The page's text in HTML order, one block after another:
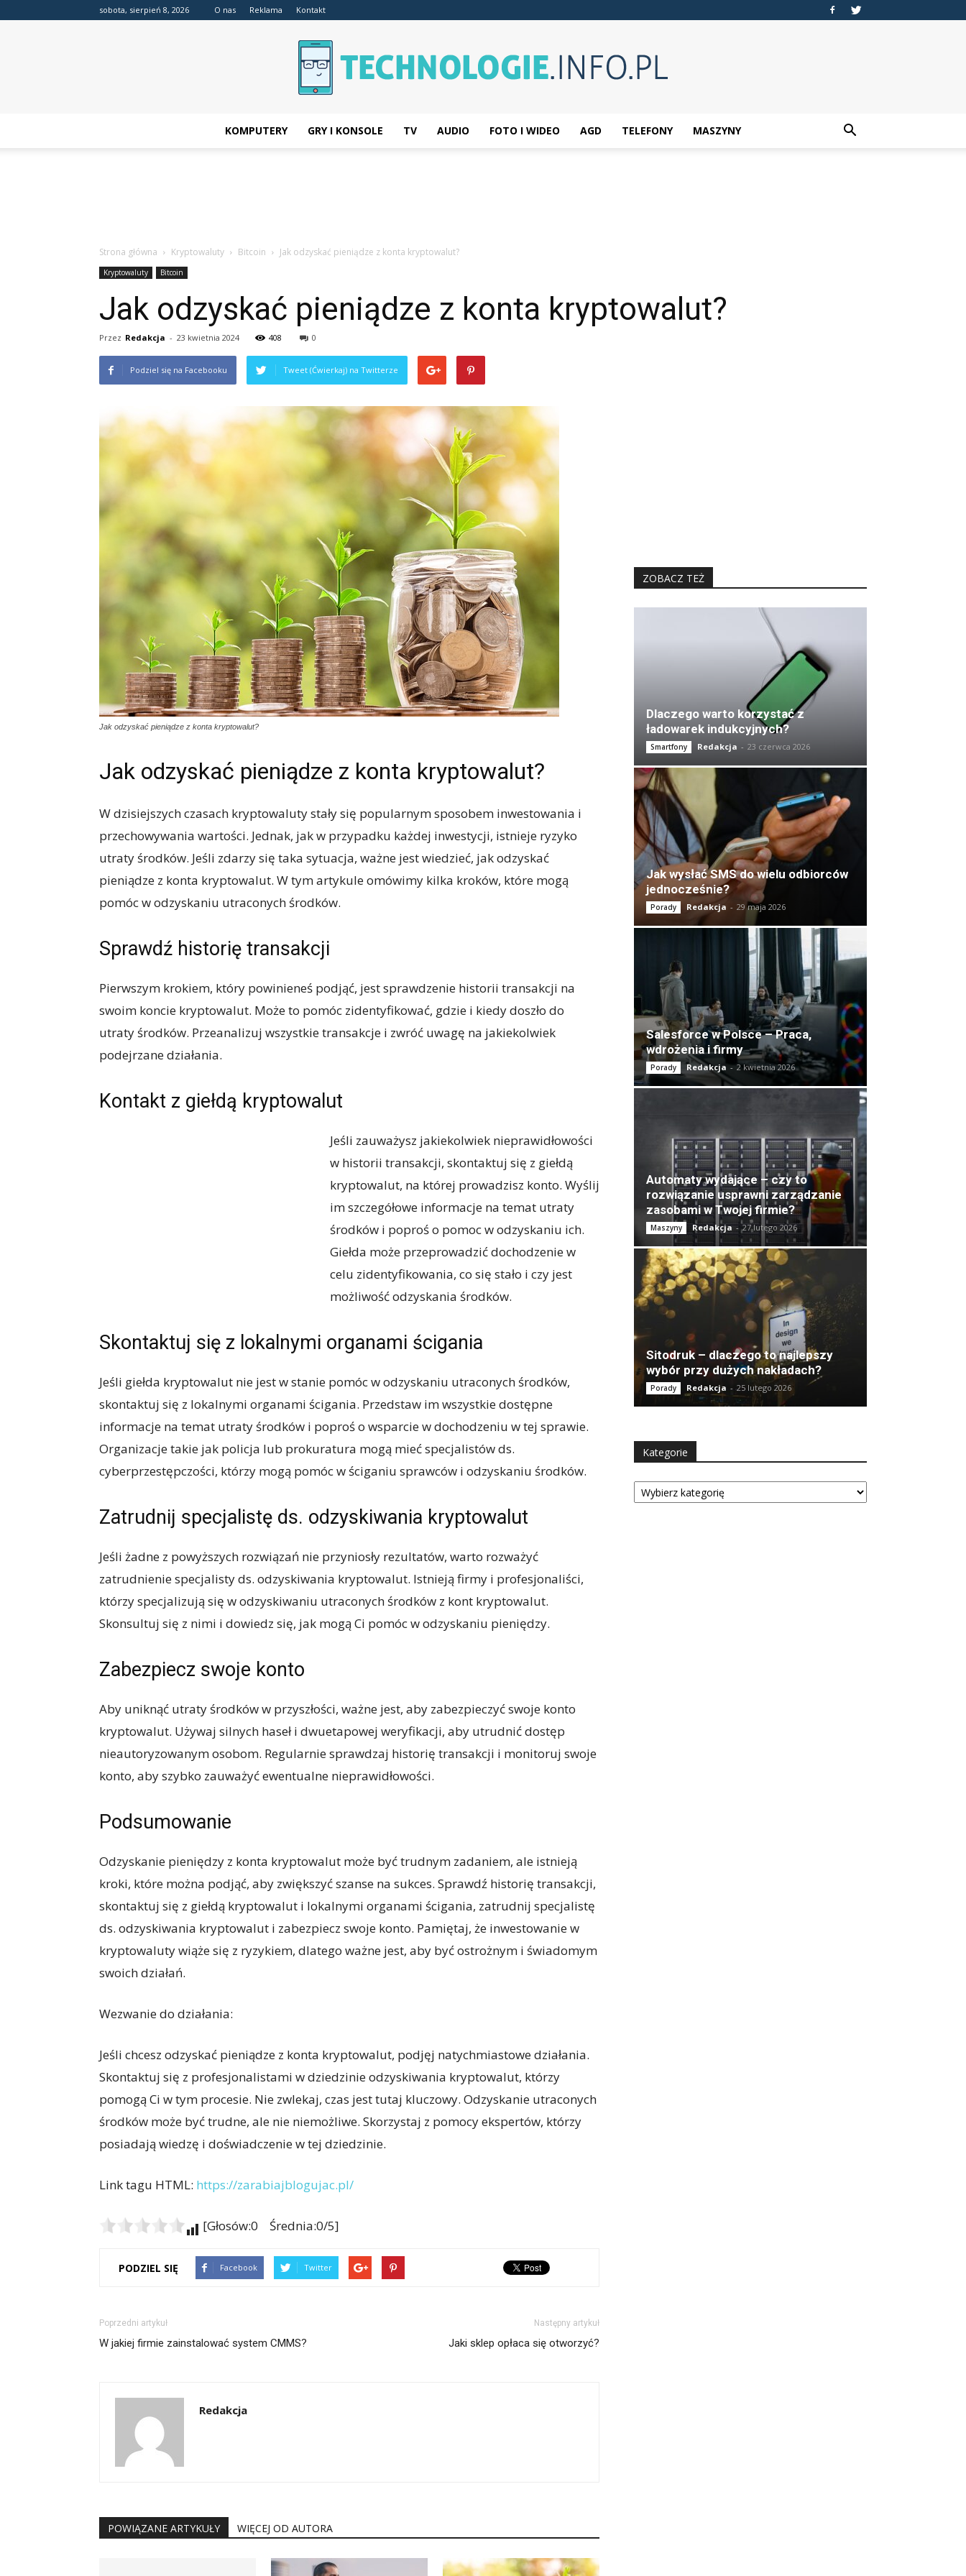
sobota, sierpień 8, 2026 O nas Reklama Kontakt
KOMPUTERY GRY I KONSOLE TV AUDIO FOTO I WIDEO AGD TELEFONY MASZYNY
Strona główna Kryptowaluty Bitcoin Jak odzyskać pieniądze z konta kryptowalut?
Kryptowaluty Bitcoin
Jak odzyskać pieniądze z konta kryptowalut?
Przez Redakcja - 23 kwietnia 2024 408 0
Podziel się na Facebooku Tweet (Ćwierkaj) na Twitterze
Jak odzyskać pieniądze z konta kryptowalut?
Jak odzyskać pieniądze z konta kryptowalut?
W dzisiejszych czasach kryptowaluty stały się popularnym sposobem inwestowania i
przechowywania wartości. Jednak, jak w przypadku każdej inwestycji, istnieje ryzyko
utraty środków. Jeśli zdarzy się taka sytuacja, ważne jest wiedzieć, jak odzyskać
pieniądze z konta kryptowalut. W tym artykule omówimy kilka kroków, które mogą
pomóc w odzyskaniu utraconych środków.
Sprawdź historię transakcji
Pierwszym krokiem, który powinieneś podjąć, jest sprawdzenie historii transakcji na
swoim koncie kryptowalut. Może to pomóc zidentyfikować, gdzie i kiedy doszło do
utraty środków. Przeanalizuj wszystkie transakcje i zwróć uwagę na jakiekolwiek
podejrzane działania.
Kontakt z giełdą kryptowalut
Jeśli zauważysz jakiekolwiek nieprawidłowości
w historii transakcji, skontaktuj się z giełdą
kryptowalut, na której prowadzisz konto. Wyślij
im szczegółowe informacje na temat utraty
środków i poproś o pomoc w odzyskaniu ich.
Giełda może przeprowadzić dochodzenie w
celu zidentyfikowania, co się stało i czy jest
możliwość odzyskania środków.
Skontaktuj się z lokalnymi organami ścigania
Jeśli giełda kryptowalut nie jest w stanie pomóc w odzyskaniu utraconych środków,
skontaktuj się z lokalnymi organami ścigania. Przedstaw im wszystkie dostępne
informacje na temat utraty środków i poproś o wsparcie w dochodzeniu w tej sprawie.
Organizacje takie jak policja lub prokuratura mogą mieć specjalistów ds.
cyberprzestępczości, którzy mogą pomóc w ściganiu sprawców i odzyskaniu środków.
Zatrudnij specjalistę ds. odzyskiwania kryptowalut
Jeśli żadne z powyższych rozwiązań nie przyniosły rezultatów, warto rozważyć
zatrudnienie specjalisty ds. odzyskiwania kryptowalut. Istnieją firmy i profesjonaliści,
którzy specjalizują się w odzyskiwaniu utraconych środków z kont kryptowalut.
Skonsultuj się z nimi i dowiedz się, jak mogą Ci pomóc w odzyskaniu pieniędzy.
Zabezpiecz swoje konto
Aby uniknąć utraty środków w przyszłości, ważne jest, aby zabezpieczyć swoje konto
kryptowalut. Używaj silnych haseł i dwuetapowej weryfikacji, aby utrudnić dostęp
nieautoryzowanym osobom. Regularnie sprawdzaj historię transakcji i monitoruj swoje
konto, aby szybko zauważyć ewentualne nieprawidłowości.
Podsumowanie
Odzyskanie pieniędzy z konta kryptowalut może być trudnym zadaniem, ale istnieją
kroki, które można podjąć, aby zwiększyć szanse na sukces. Sprawdź historię transakcji,
skontaktuj się z giełdą kryptowalut i lokalnymi organami ścigania, zatrudnij specjalistę
ds. odzyskiwania kryptowalut i zabezpiecz swoje konto. Pamiętaj, że inwestowanie w
kryptowaluty wiąże się z ryzykiem, dlatego ważne jest, aby być ostrożnym i świadomym
swoich działań.
Wezwanie do działania:
Jeśli chcesz odzyskać pieniądze z konta kryptowalut, podjęj natychmiastowe działania.
Skontaktuj się z profesjonalistami w dziedzinie odzyskiwania kryptowalut, którzy
pomogą Ci w tym procesie. Nie zwlekaj, czas jest tutaj kluczowy. Odzyskanie utraconych
środków może być trudne, ale nie niemożliwe. Skorzystaj z pomocy ekspertów, którzy
posiadają wiedzę i doświadczenie w tej dziedzinie.
Link tagu HTML: https://zarabiajblogujac.pl/
[Głosów:0 Średnia:0/5]
PODZIEL SIĘ Facebook Twitter
Poprzedni artykuł
W jakiej firmie zainstalować system CMMS?
Następny artykuł
Jaki sklep opłaca się otworzyć?
Redakcja
POWIĄZANE ARTYKUŁY WIĘCEJ OD AUTORA
ZOBACZ TEŻ
Dlaczego warto korzystać z
ładowarek indukcyjnych?
Smartfony Redakcja - 23 czerwca 2026
Jak wysłać SMS do wielu odbiorców
jednocześnie?
Porady Redakcja - 29 maja 2026
Salesforce w Polsce – Praca,
wdrożenia i firmy
Porady Redakcja - 2 kwietnia 2026
Automaty wydające – czy to
rozwiązanie usprawni zarządzanie
zasobami w Twojej firmie?
Maszyny Redakcja - 27 lutego 2026
Sitodruk – dlaczego to najlepszy
wybór przy dużych nakładach?
Porady Redakcja - 25 lutego 2026
Kategorie
Kategorie